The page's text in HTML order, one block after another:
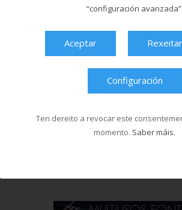
Campus Sar verán
29/04/2026
Cursos de
Santa Isabel, do 1...
“configuración avanzada”.
Aceptar
Configuración
Ten dereito a revocar este
momento. Saber máis.